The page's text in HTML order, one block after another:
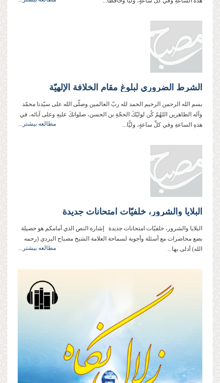
الشرط الضروري لبلوغ مقام الخلافة الإلهيّة
بسم الله الرحمن الرحيم الحمد لله ربّ العالمين وصلّى الله على سيّدنا محمّد
وآله الطاهرين اللهُمّ كُن لوليّكَ الحجّةِ بن الحسن، صلواتكَ عليهِ وعلى آبائه، في
هذهِ الساعةِ وفي كلِّ ساعةٍ، وليًّا...
مطالعه بیشتر...
البلايا والشرور، خلفيّات امتحانات جديدة
البلايا والشرور، خلفيّات امتحانات جديدة إشارة النص الذي أمامكم هو حصيلة
بضع محاضرات مع أسئلة وأجوبة لسماحة العلامة الشيخ مصباح اليزدي (رحمه
الله) أدلى بها...
مطالعه بیشتر...